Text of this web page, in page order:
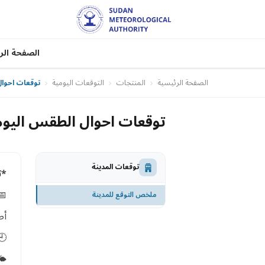
الصفحة
الصفحة الرئيسية المنتجات التوقعات اليومية توقعات احوال
توقعات احوال الطقس اليومية في
توقعات المدينة
ملخص التوقع للمدينة
📅